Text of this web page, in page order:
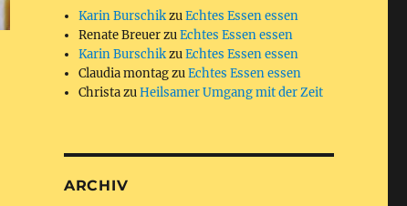
Karin BurschikzuEchtes Essen essen
Renate BreuerzuEchtes Essen essen
Karin BurschikzuEchtes Essen essen
Claudia montagzuEchtes Essen essen
ChristazuHeilsamer Umgang mit der Zeit
ARCHIV